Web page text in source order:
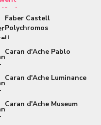
Faber Castell
Polychromos
Caran d'Ache Pablo
Caran d'Ache Luminance
Caran d'Ache Museum